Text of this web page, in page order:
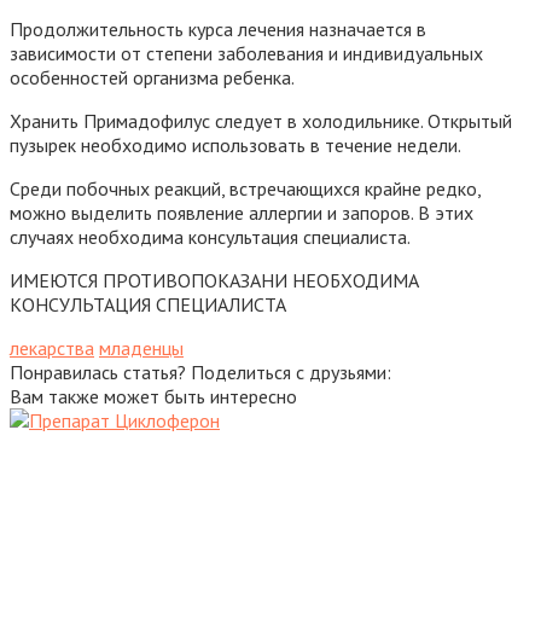
Продолжительность курса лечения назначается в
зависимости от степени заболевания и индивидуальных
особенностей организма ребенка.
Хранить Примадофилус следует в холодильнике. Открытый
пузырек необходимо использовать в течение недели.
Среди побочных реакций, встречающихся крайне редко,
можно выделить появление аллергии и запоров. В этих
случаях необходима консультация специалиста.
ИМЕЮТСЯ ПРОТИВОПОКАЗАНИ НЕОБХОДИМА
КОНСУЛЬТАЦИЯ СПЕЦИАЛИСТА
лекарства младенцы
Понравилась статья? Поделиться с друзьями:
Вам также может быть интересно